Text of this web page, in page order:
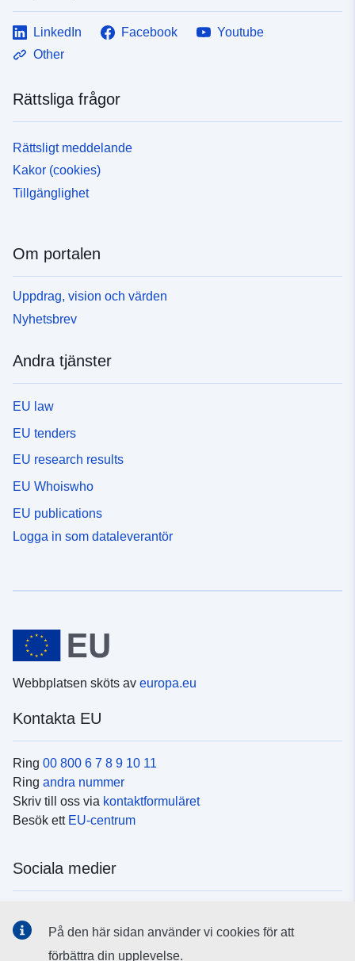
LinkedIn Facebook
Youtube
Other
Rättsliga frågor
Rättsligt meddelande
Kakor (cookies)
Tillgänglighet
Om portalen
Uppdrag, vision och värden
Nyhetsbrev
Andra tjänster
EU law
EU tenders
EU research results
EU Whoiswho
EU publications
Logga in som dataleverantör
Webbplatsen sköts av europa.eu
Kontakta EU
Ring 00 800 6 7 8 9 10 11
Ring andra nummer
Skriv till oss via kontaktformuläret
Besök ett EU-centrum
Sociala medier
På den här sidan använder vi cookies för att
förbättra din upplevelse.